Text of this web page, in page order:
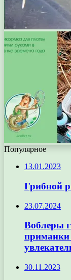
Популярное
13.01.2023
Грибной
23.07.2024
Воблеры
приманки
30.11.2023